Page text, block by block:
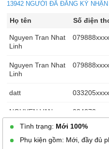
13942 NGƯỜI ĐÃ ĐĂNG KÝ NHẬN
Họ tên Số điện
Nguyen Tran Nhat
Linh
079888xxxx
Nguyen Tran Nhat
Linh
079888xxxx
datt 033205xxxx
NGUYEN VAN
TUAN
034273xxxx
NGUYEN VAN
Tình trạng: Mới 100%
Phụ kiện gồm: Mới, đầy đủ